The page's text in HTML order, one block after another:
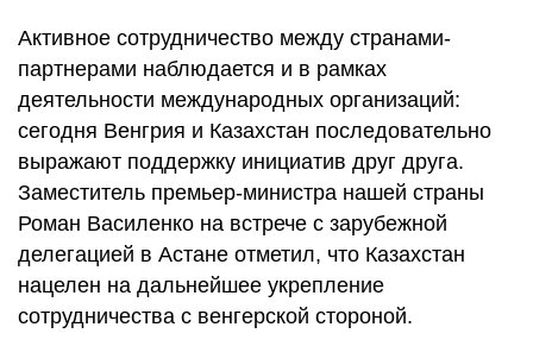
Активное сотрудничество между странами-
партнерами наблюдается и в рамках
деятельности международных организаций:
сегодня Венгрия и Казахстан последовательно
выражают поддержку инициатив друг друга.
Заместитель премьер-министра нашей страны
Роман Василенко на встрече с зарубежной
делегацией в Астане отметил, что Казахстан
нацелен на дальнейшее укрепление
сотрудничества с венгерской стороной.